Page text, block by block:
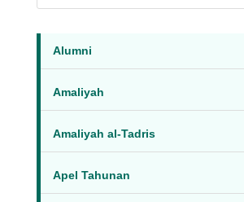
Alumni
Amaliyah
Amaliyah al-Tadris
Apel Tahunan